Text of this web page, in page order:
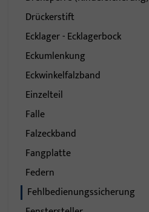
Drückerstift
Ecklager - Ecklagerbock
Eckumlenkung
Eckwinkelfalzband
Einzelteil
Falle
Falzeckband
Fangplatte
Federn
Fehlbedienungssicherung